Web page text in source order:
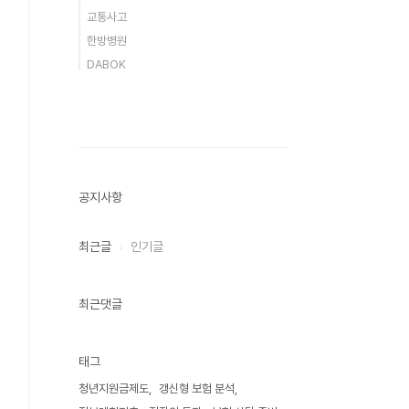
교통사고
한방병원
DABOK
공지사항
최근글 인기글
최근댓글
태그
청년지원금제도
갱신형 보험 분석